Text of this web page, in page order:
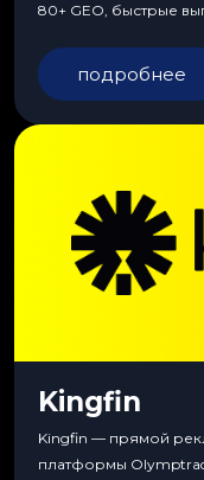
80+ GEO, быстрые
подробнее
Kingfin
Kingfin — прямой
платформы